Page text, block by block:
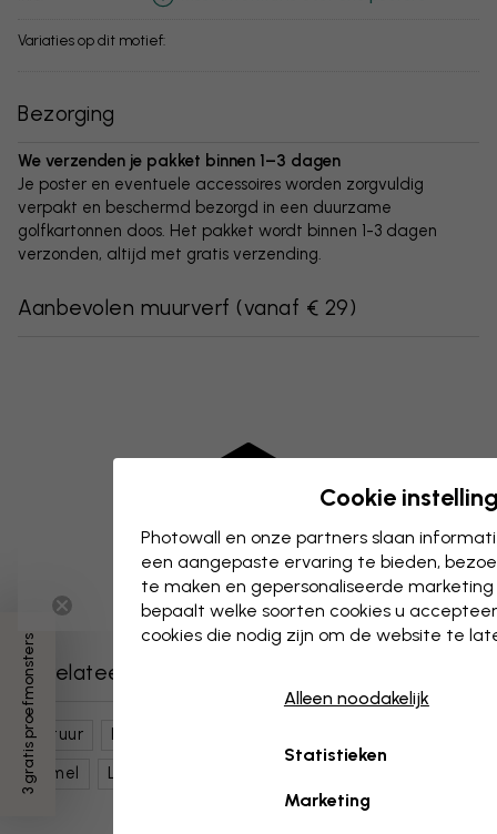
Variaties op dit motief:
Bezorging
We verzenden je pakket binnen 1–3 dagen
Je poster en eventuele accessoires worden zorgvuldig
verpakt en beschermd bezorgd in een duurzame
golfkartonnen doos. Het pakket wordt binnen 1-3 dagen
verzonden, altijd met gratis verzending.
Aanbevolen muurverf (vanaf € 29)
Gerelateerde categorieën
Natuur Bladeren
Hemel
Landschappen
3 gratis proefmonsters
Cookie
Photowall en onze partners slaan
een aangepaste ervaring te bieden,
te maken en gepersonaliseerde
bepaalt welke soorten cookies u
cookies die nodig zijn om de website te
Alleen noodakelijk
Statistieken
Marketing